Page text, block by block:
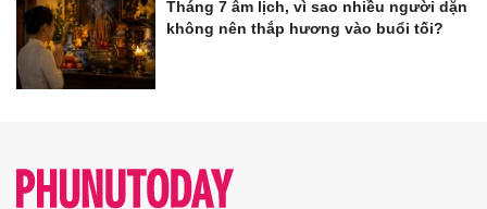
Tháng 7 âm lịch, vì sao nhiều người dặn
không nên thắp hương vào buổi tối?